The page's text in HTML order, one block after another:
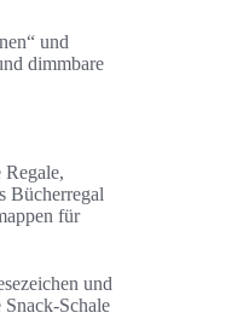
und
dimmbare
Bücherregal
für
und
Schale